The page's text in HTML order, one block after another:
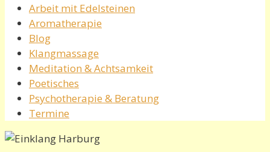
Arbeit mit Edelsteinen
Aromatherapie
Blog
Klangmassage
Meditation & Achtsamkeit
Poetisches
Psychotherapie & Beratung
Termine